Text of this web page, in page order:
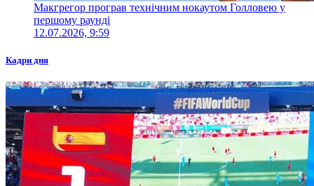
Макгрегор програв технічним нокаутом Голловею у
першому раунді
12.07.2026, 9:59
Кадри дня